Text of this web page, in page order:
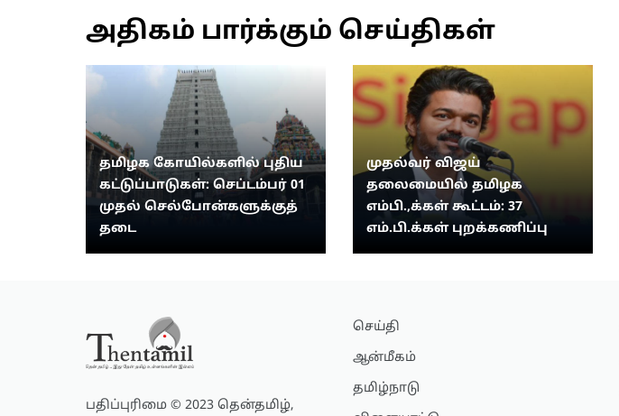
அதிகம் பார்க்கும் செய்திகள்
தமிழக கோயில்களில் புதிய
கட்டுப்பாடுகள்: செப்டம்பர் 01
முதல் செல்போன்களுக்குத்
தடை
முதல்வர் விஜய்
தலைமையில் தமிழக
எம்பி.,க்கள் கூட்டம்: 37
எம்.பி.க்கள் புறக்கணிப்பு
பதிப்புரிமை © 2023 தென்தமிழ்,
செய்தி
ஆன்மீகம்
தமிழ்நாடு